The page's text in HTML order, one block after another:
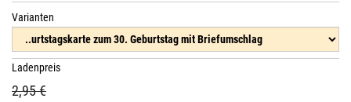
Varianten
Ladenpreis
2,95 €